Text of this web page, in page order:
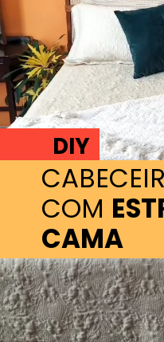
COM
CAMA
DIY